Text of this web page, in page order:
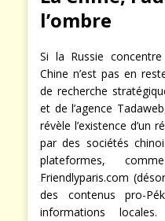
l’ombre
Si la Russie concentre
Chine n’est pas en
de recherche
et de l’agence
révèle l’existence d’un
par des sociétés
plateformes,
Friendlyparis.com
des contenus pro-
informations locales.